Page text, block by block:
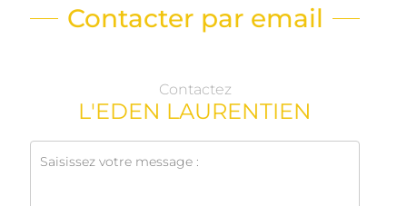
Contacter par email
Contactez
L'EDEN LAURENTIEN